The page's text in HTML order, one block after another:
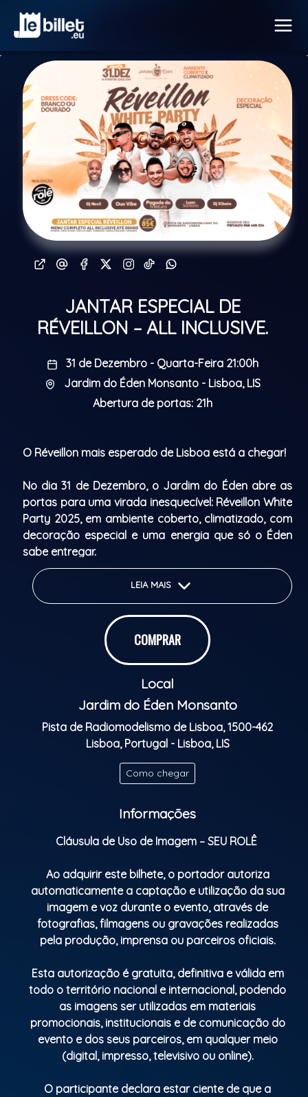
JANTAR ESPECIAL DE
RÉVEILLON – ALL INCLUSIVE.
31 de Dezembro - Quarta-Feira 21:00h
Jardim do Éden Monsanto - Lisboa, LIS
Abertura de portas: 21h
O Réveillon mais esperado de Lisboa está a chegar!
No dia 31 de Dezembro, o Jardim do Éden abre as
portas para uma virada inesquecível: Réveillon White
Party 2025, em ambiente coberto, climatizado, com
decoração especial e uma energia que só o Éden
sabe entregar.
Dress code oficial: Branco ou Dourado
Vem brilhar com a gente e começar o novo ano com
estilo, conforto e muita música boa!
Atrações confirmadas:
• Pagode do Mistura
• DJ Xibata
• Luan Santana
A mistura perfeita de pagode, funk, brasilidade e
Entradas + prato de peixe + prato de carne +
sobremesas + bebidas à descrição + espumante
para o brinde da meia-noite.
Uma experiência completa para começar 2026 com
1º lote: 85€ por pessoa
Os lugares são limitados, garanta já o seu!
Entrada somente para a festa:
LEIA MAIS
COMPRAR
Local
Jardim do Éden Monsanto
Pista de Radiomodelismo de Lisboa, 1500-462
Lisboa, Portugal - Lisboa, LIS
Como chegar
Informações
Cláusula de Uso de Imagem – SEU ROLÊ
Ao adquirir este bilhete, o portador autoriza
automaticamente a captação e utilização da sua
imagem e voz durante o evento, através de
fotografias, filmagens ou gravações realizadas
pela produção, imprensa ou parceiros oficiais.
Esta autorização é gratuita, definitiva e válida em
todo o território nacional e internacional, podendo
as imagens ser utilizadas em materiais
promocionais, institucionais e de comunicação do
evento e dos seus parceiros, em qualquer meio
(digital, impresso, televisivo ou online).
O participante declara estar ciente de que a